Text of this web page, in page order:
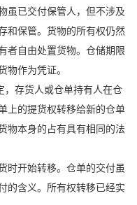
虽已交付保管人，但不涉及
和保管。货物的所有权仍然
者自由处置货物。仓储期限
物作为凭证。
，存货人或仓单持有人在仓
上的提货权转移给新的仓单
物本身的占有具有相同的法
时开始转移。仓单的交付虽
的含义。所有权转移已经实